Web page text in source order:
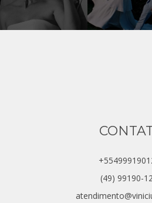
(49) 99190-